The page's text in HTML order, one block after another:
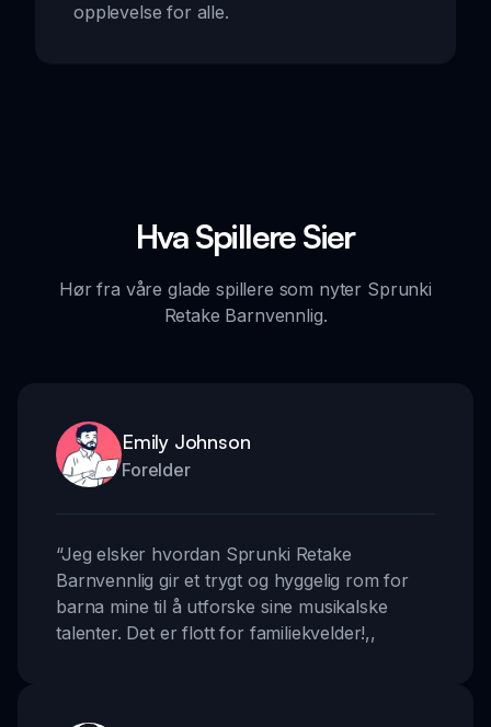
opplevelse for alle.
Hva Spillere Sier
Hør fra våre glade spillere som nyter Sprunki
Retake Barnvennlig.
Emily Johnson
Forelder
“Jeg elsker hvordan Sprunki Retake
Barnvennlig gir et trygt og hyggelig rom for
barna mine til å utforske sine musikalske
talenter. Det er flott for familiekvelder!,,